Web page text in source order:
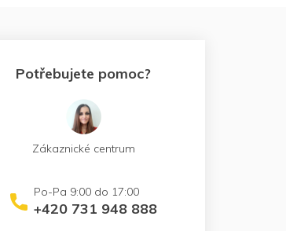
Potřebujete pomoc?
Zákaznické centrum
+420 731 948 888